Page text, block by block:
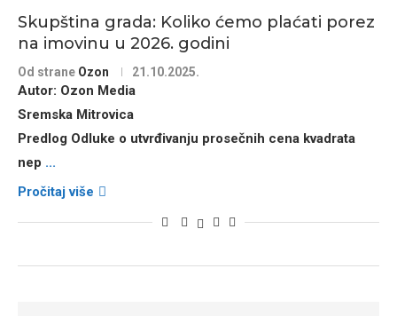
Skupština grada: Koliko ćemo plaćati porez
na imovinu u 2026. godini
Od strane Ozon 21.10.2025.
Autor: Ozon Media
Sremska Mitrovica
Predlog Odluke o utvrđivanju prosečnih cena kvadrata
nep ...
Pročitaj više